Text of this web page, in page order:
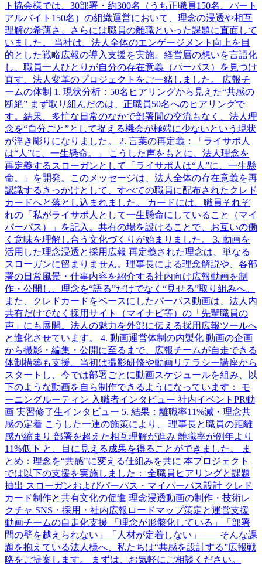
ト協会様では、30部署・約300名（うち正職員150名、パート
アルバイト150名）の組織運営において、理念の浸透や相互
理解の希薄さ、さらには職員の離職といった課題に直面して
いました。 当社は、法人全体のエンゲージメント向上を目
的とした戦略広報の導入支援を実施。経営層の想いを言語化
し、職員一人ひとりが自分の存在意義（パーパス）を見つけ
直す、法人変革のプロジェクトをご一緒しました。 広報チ
ームの体制 1. 現状分析：50名ヒアリングから見えた“共感の
断絶” まず取り組んだのは、正職員50名へのヒアリングで
す。結果、多忙な日常のなかで部署間の交流もなく、法人理
念を“自分ごと”として捉える機会が極端に少ないという現状
が浮き彫りになりました。 2. 言葉の再定義：「ライサポ人
は“人”に、一生懸命。」 こうした声をもとに、法人理念を
再定義するスローガンとして「ライサポ人は“人”に、一生懸
命。」を開発。このメッセージは、法人全体の存在意義を再
認識するきっかけとして、すべての職員に配布されたクレド
カードへと落とし込まれました。 カードには、職員それぞ
れの「私がライサポ人として一生懸命にしていること（マイ
パーパス）」を記入。共有の場を設けることで、お互いの働
く意味を理解し合う文化づくりが始まりました。 3. 動画を
活用した理念浸透と採用広報 再定義された理念は、単なる
スローガンに留まりません。理事長による理念解説や、各部
署の日常風景・仕事内容を紹介する社内向け広報動画を制
作・公開し、理念を“語る”だけでなく“見せる”取り組みへ。
また、クレドカードをベースにしたパーパス動画は、法人内
共有だけでなく採用サイト（マイナビ等）の「先輩職員の
声」にも展開。法人の魅力を外部に伝える採用広報ツールへ
と進化させています。 4. 動画運営体制の内製化 動画の企画
から撮影・編集・公開に至るまで、広報チームが自走できる
体制構築も支援。当初は撮影研修や動画リテラシー講座から
スタートし、今では部署ごとに動画スケジュールを組み、以
下のような動画を自ら制作できるようになっています： モ
ーニングルーティン 入職者インタビュー 社内イベントPR動
画 実習修了生インタビュー 5. 結果：離職率11%減・理念共
感の定着 こうした一連の施策により、 理事長と職員の距離
感が縮まり 部署を超えた相互理解が進み 離職率が例年より
11%低下 と、目に見える成果を得ることができました。 ま
とめ：理念を“共感”に変える仕組みを共に 本プロジェクト
では以下の支援を実施しました： 全職員ヒアリングと課題
抽出 スローガンおよびパーパス・マイパーパス設計 クレド
カード制作と共有文化の促進 理念浸透動画の制作・技術レ
クチャ SNS・採用・社内広報ロードマップ策定と運営支援
動画チームの自走化支援 「理念が形骸化している」「部署
間の壁を越えられない」「人材が定着しない」――そんな課
題を抱えている法人様へ、私たちは“共感を設計する”広報戦
略をご提案します。 まずは、お気軽にご相談ください。